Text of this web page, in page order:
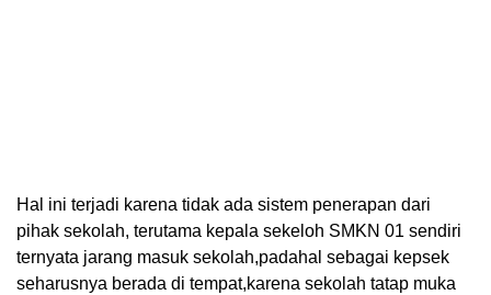
Hal ini terjadi karena tidak ada sistem penerapan dari
pihak sekolah, terutama kepala sekeloh SMKN 01 sendiri
ternyata jarang masuk sekolah,padahal sebagai kepsek
seharusnya berada di tempat,karena sekolah tatap muka